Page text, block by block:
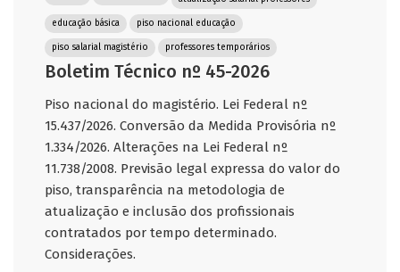
educação básica piso nacional educação
piso salarial magistério professores temporários
Boletim Técnico nº 45-2026
Piso nacional do magistério. Lei Federal nº
15.437/2026. Conversão da Medida Provisória nº
1.334/2026. Alterações na Lei Federal nº
11.738/2008. Previsão legal expressa do valor do
piso, transparência na metodologia de
atualização e inclusão dos profissionais
contratados por tempo determinado.
Considerações.